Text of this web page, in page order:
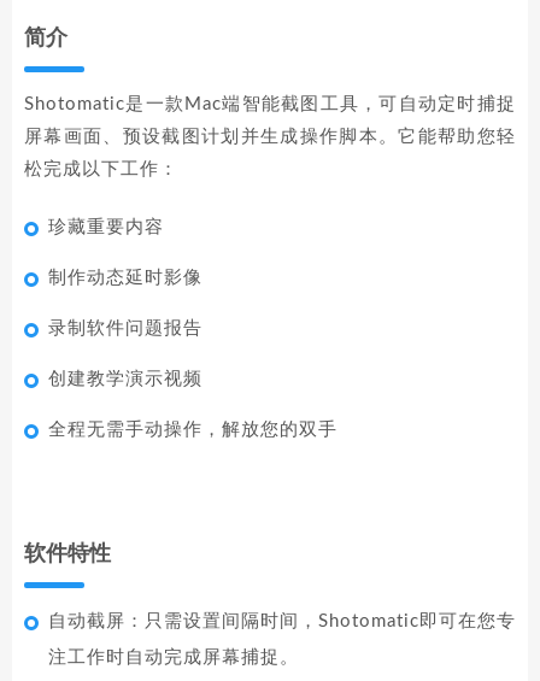
简介
Shotomatic是一款Mac端智能截图工具，可自动定时捕捉
屏幕画面、预设截图计划并生成操作脚本。它能帮助您轻
松完成以下工作：
珍藏重要内容
制作动态延时影像
录制软件问题报告
创建教学演示视频
全程无需手动操作，解放您的双手
软件特性
自动截屏：只需设置间隔时间，Shotomatic即可在您专
注工作时自动完成屏幕捕捉。